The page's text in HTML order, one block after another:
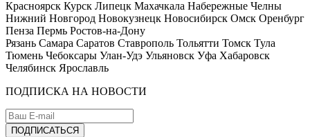
Красноярск Курск Липецк Махачкала Набережные Челны
Нижний Новгород Новокузнецк Новосибирск Омск Оренбург
Пенза Пермь Ростов-на-Дону
Рязань Самара Саратов Ставрополь Тольятти Томск Тула
Тюмень Чебоксары Улан-Удэ Ульяновск Уфа Хабаровск
Челябинск Ярославль
ПОДПИСКА НА НОВОСТИ